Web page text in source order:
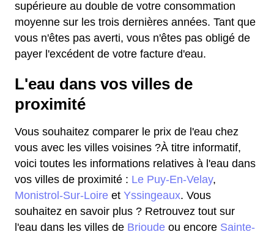
supérieure au double de votre consommation
moyenne sur les trois dernières années. Tant que
vous n'êtes pas averti, vous n'êtes pas obligé de
payer l'excédent de votre facture d'eau.
L'eau dans vos villes de
proximité
Vous souhaitez comparer le prix de l'eau chez
vous avec les villes voisines ?À titre informatif,
voici toutes les informations relatives à l'eau dans
vos villes de proximité : Le Puy-En-Velay,
Monistrol-Sur-Loire et Yssingeaux. Vous
souhaitez en savoir plus ? Retrouvez tout sur
l'eau dans les villes de Brioude ou encore Sainte-